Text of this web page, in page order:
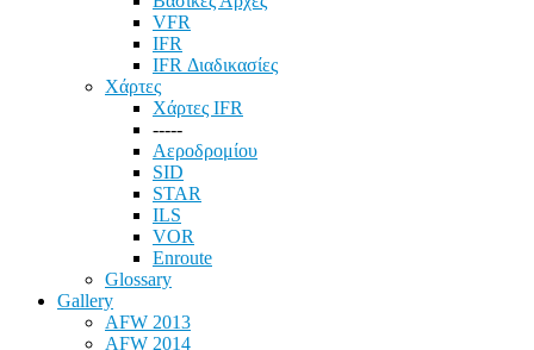
VFR
IFR
IFR Διαδικασίες
Χάρτες
Χάρτες IFR
-----
Αεροδρομίου
SID
STAR
ILS
VOR
Enroute
Glossary
Gallery
AFW 2013
AFW 2014